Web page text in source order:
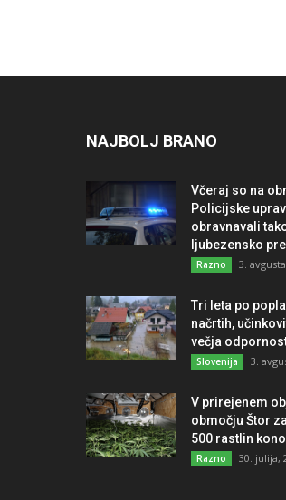
NAJBOLJ BRANO
Včeraj so na
Policijske
obravnavali
ljubezensko
Razno 3.
Tri leta po
načrtih,
večja
Slovenija 3.
V prirejenem
območju Štor
500 rastlin
Razno 30. julija,